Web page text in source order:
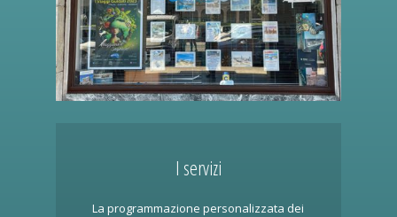
I servizi
La programmazione personalizzata dei